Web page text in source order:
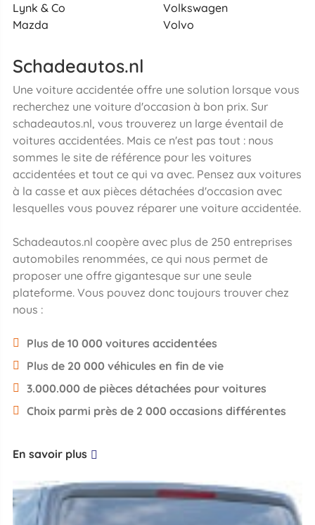
Lynk & Co
Mazda
Volkswagen
Volvo
Schadeautos.nl
Une voiture accidentée offre une solution lorsque vous
recherchez une voiture d'occasion à bon prix. Sur
schadeautos.nl, vous trouverez un large éventail de
voitures accidentées. Mais ce n'est pas tout : nous
sommes le site de référence pour les voitures
accidentées et tout ce qui va avec. Pensez aux voitures
à la casse et aux pièces détachées d'occasion avec
lesquelles vous pouvez réparer une voiture accidentée.
Schadeautos.nl coopère avec plus de 250 entreprises
automobiles renommées, ce qui nous permet de
proposer une offre gigantesque sur une seule
plateforme. Vous pouvez donc toujours trouver chez
nous :
Plus de 10 000 voitures accidentées
Plus de 20 000 véhicules en fin de vie
3.000.000 de pièces détachées pour voitures
Choix parmi près de 2 000 occasions différentes
En savoir plus